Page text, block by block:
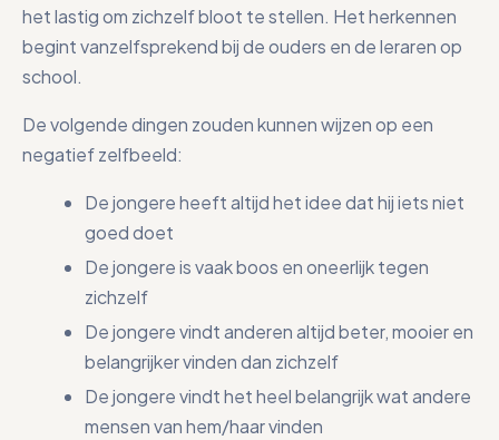
het lastig om zichzelf bloot te stellen. Het herkennen
begint vanzelfsprekend bij de ouders en de leraren op
school.
De volgende dingen zouden kunnen wijzen op een
negatief zelfbeeld:
De jongere heeft altijd het idee dat hij iets niet
goed doet
De jongere is vaak boos en oneerlijk tegen
zichzelf
De jongere vindt anderen altijd beter, mooier en
belangrijker vinden dan zichzelf
De jongere vindt het heel belangrijk wat andere
mensen van hem/haar vinden